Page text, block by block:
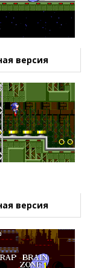
версия
версия